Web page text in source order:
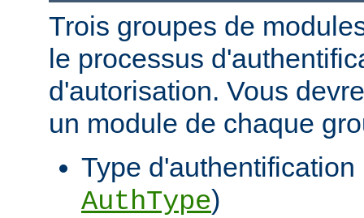
Trois groupes de
le processus
d'autorisation. Vous
un module de chaque
Type
AuthType)